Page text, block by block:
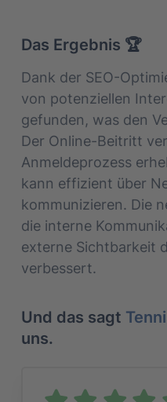
Das Ergebnis 🏆
Dank der SEO-
von potenziellen
gefunden, was den
Der Online-Beitritt
Anmeldeprozess
kann effizient über
kommunizieren. Die
die interne
externe Sichtbarkeit
verbessert.
Und das sagt
uns.